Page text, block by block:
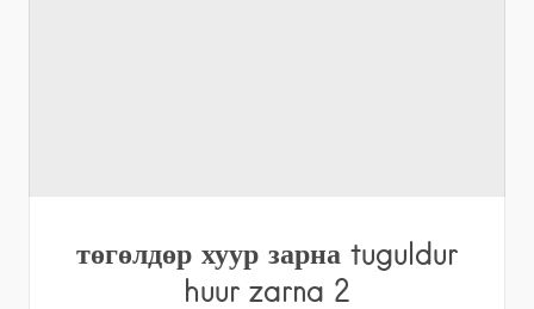
төгөлдөр хуур зарна tuguldur
huur zarna 2